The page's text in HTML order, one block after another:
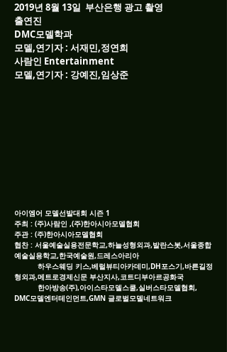
2019년 8월 13일 부산은행 광고 촬영
출연진
DMC모델학과
모델,연기자 : 서재민,정연희
사람인 Entertainment
모델,연기자 : 강예진,임상준
아이엠어 모델선발대회 시즌 1
주최 : (주)사람인 ,(주)한아시아모델협회
주관 : (주)한아시아모델협회
협찬 : 서울예술실용전문학교,하늘성형외과,발란스봇,서울종합
예술실용학교,한국예술원,드레스아리아
하우스웨딩 키스,베럴뷰티아카데미,DH포스기,바른길정
형외과,메트로경제신문 부산지사,코트디부아르공화국
한아방송(주),아이스타모델스쿨,실버스타모델협회,
DMC모델엔터테인먼트,GMN 글로벌모델네트워크